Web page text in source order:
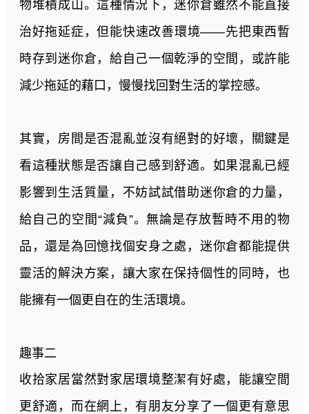
物堆積成山。這種情況下，迷你倉雖然不能直接
治好拖延症，但能快速改善環境——先把東西暫
時存到迷你倉，給自己一個乾淨的空間，或許能
減少拖延的藉口，慢慢找回對生活的掌控感。
其實，房間是否混亂並沒有絕對的好壞，關鍵是
看這種狀態是否讓自己感到舒適。如果混亂已經
影響到生活質量，不妨試試借助迷你倉的力量，
給自己的空間“減負”。無論是存放暫時不用的物
品，還是為回憶找個安身之處，迷你倉都能提供
靈活的解決方案，讓大家在保持個性的同時，也
能擁有一個更自在的生活環境。
趣事二
收拾家居當然對家居環境整潔有好處，能讓空間
更舒適，而在網上，有朋友分享了一個更有意思